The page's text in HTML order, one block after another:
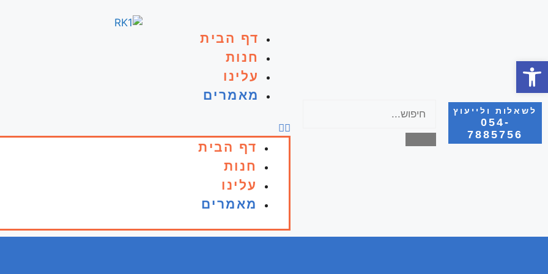
לשאלות ולייעוץ
054-
7885756
דף הבית
חנות
עלינו
מאמרים
דף הבית
חנות
עלינו
מאמרים
פתח סרגל נגישות